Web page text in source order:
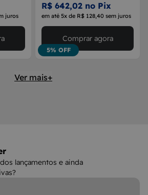
juros
R$ 642,02 no Pix
em até 5x de R$ 128,40 sem juros
5% OFF
Comprar agora
Ver mais+
lançamentos e ainda